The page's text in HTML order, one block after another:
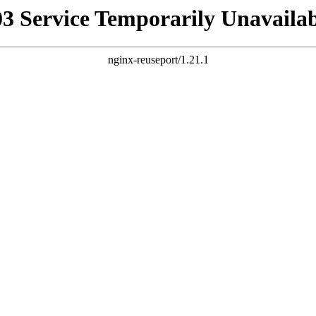
Service Temporarily
nginx-reuseport/1.21.1